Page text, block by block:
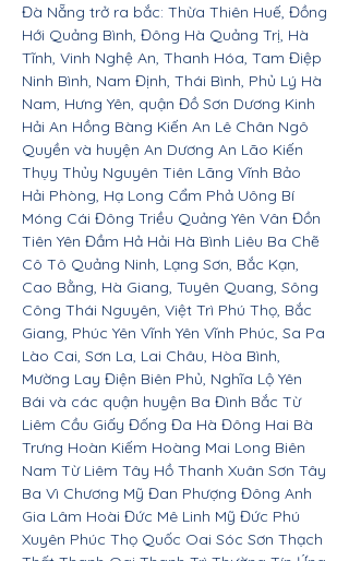
Đà Nẵng trở ra bắc: Thừa Thiên Huế, Đồng
Hới Quảng Bình, Đông Hà Quảng Trị, Hà
Tĩnh, Vinh Nghệ An, Thanh Hóa, Tam Điệp
Ninh Bình, Nam Định, Thái Bình, Phủ Lý Hà
Nam, Hưng Yên, quận Đồ Sơn Dương Kinh
Hải An Hồng Bàng Kiến An Lê Chân Ngô
Quyền và huyện An Dương An Lão Kiến
Thụy Thủy Nguyên Tiên Lãng Vĩnh Bảo
Hải Phòng, Hạ Long Cẩm Phả Uông Bí
Móng Cái Đông Triều Quảng Yên Vân Đồn
Tiên Yên Đầm Hả Hải Hà Bình Liêu Ba Chẽ
Cô Tô Quảng Ninh, Lạng Sơn, Bắc Kạn,
Cao Bằng, Hà Giang, Tuyên Quang, Sông
Công Thái Nguyên, Việt Trì Phú Thọ, Bắc
Giang, Phúc Yên Vĩnh Yên Vĩnh Phúc, Sa Pa
Lào Cai, Sơn La, Lai Châu, Hòa Bình,
Mường Lay Điện Biên Phủ, Nghĩa Lộ Yên
Bái và các quận huyện Ba Đình Bắc Từ
Liêm Cầu Giấy Đống Đa Hà Đông Hai Bà
Trưng Hoàn Kiếm Hoàng Mai Long Biên
Nam Từ Liêm Tây Hồ Thanh Xuân Sơn Tây
Ba Vì Chương Mỹ Đan Phượng Đông Anh
Gia Lâm Hoài Đức Mê Linh Mỹ Đức Phú
Xuyên Phúc Thọ Quốc Oai Sóc Sơn Thạch